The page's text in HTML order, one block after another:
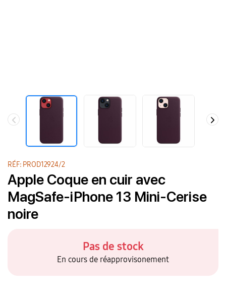
RÉF: PROD12924/2
Apple Coque en cuir avec
MagSafe-iPhone 13 Mini-Cerise
noire
Pas de stock
En cours de réapprovisonement